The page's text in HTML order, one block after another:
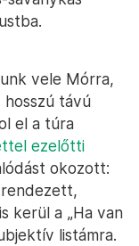
vele Mórra,
hosszú távú
el a túra
ezelőtti
okozott:
kerül a „Ha van
listámra.